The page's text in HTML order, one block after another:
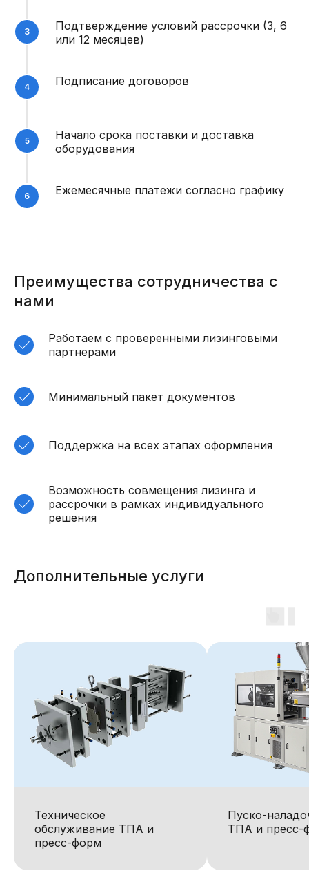
Подтверждение условий рассрочки (3, 6
или 12 месяцев)
Подписание договоров
Начало срока поставки и доставка
оборудования
Ежемесячные платежи согласно графику
Преимущества сотрудничества с
нами
Работаем с проверенными лизинговыми
партнерами
Минимальный пакет документов
Поддержка на всех этапах оформления
Возможность совмещения лизинга и
рассрочки в рамках индивидуального
решения
Дополнительные услуги
Техническое
обслуживание ТПА и
пресс-форм
Пуско-
ТПА и пресс-